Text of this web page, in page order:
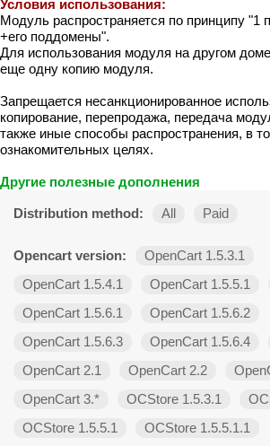
Условия использования:
Модуль распространяется по принципу "1
+его поддомены".
Для использования модуля на другом
еще одну копию модуля.
Запрещается несанкционированное
копирование, перепродажа, передача
также иные способы распространения, в
ознакомительных целях.
Другие полезные дополнения
Distribution method: All Paid
Opencart version:
OpenCart 1.5.3.1
OpenCart 1.5.4.1
OpenCart 1.5.5.1
OpenCart 1.5.6.1
OpenCart 1.5.6.2
OpenCart 1.5.6.3
OpenCart 1.5.6.4
OpenCart 2.1
OpenCart 2.2
OpenCart 3.*
OCStore 1.5.3.1
OCStore 1.5.5.1
OCStore 1.5.5.1.1